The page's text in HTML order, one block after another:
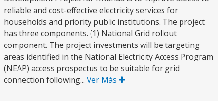
reliable and cost-effective electricity services for
households and priority public institutions. The project
has three components. (1) National Grid rollout
component. The project investments will be targeting
areas identified in the National Electricity Access Program
(NEAP) access prospectus to be suitable for grid
connection following... Ver Más